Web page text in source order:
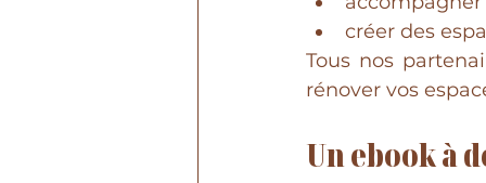
créer des
Tous nos
rénover vos
Un ebook à